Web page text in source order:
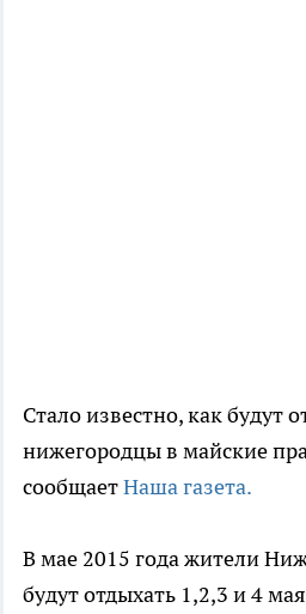
Стало известно, как будут
нижегородцы в майские
сообщаетНаша газета.
В мае 2015 года жители
будут отдыхать 1,2,3 и 4